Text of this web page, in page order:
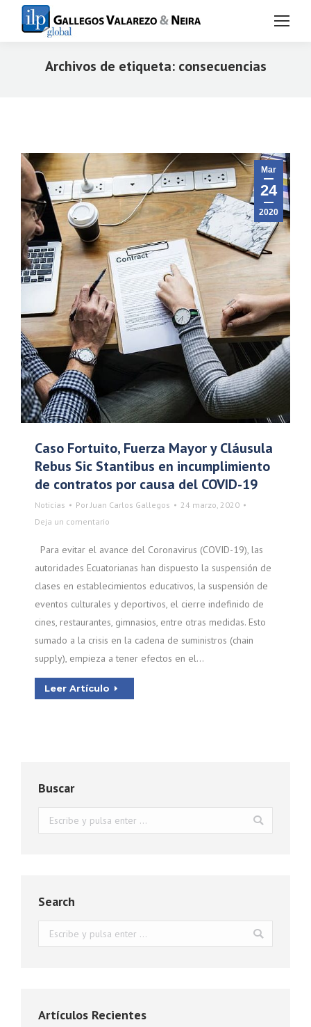
Archivos de etiqueta: consecuencias
Mar
24
2020
Caso Fortuito, Fuerza Mayor y Cláusula
Rebus Sic Stantibus en incumplimiento
de contratos por causa del COVID-19
Noticias PorJuan Carlos Gallegos
24 marzo, 2020
Deja un comentario
Para evitar el avance del Coronavirus (COVID-19), las
autoridades Ecuatorianas han dispuesto la suspensión de
clases en establecimientos educativos, la suspensión de
eventos culturales y deportivos, el cierre indefinido de
cines, restaurantes, gimnasios, entre otras medidas. Esto
sumado a la crisis en la cadena de suministros (chain
supply), empieza a tener efectos en el…
Leer Artículo
Buscar
Buscar:
Search
Buscar:
Artículos Recientes